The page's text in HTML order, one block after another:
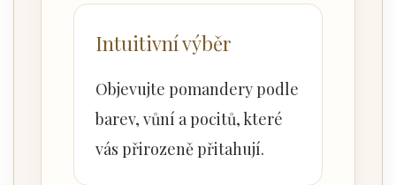
Intuitivní výběr
Objevujte pomandery podle
barev, vůní a pocitů, které
vás přirozeně přitahují.